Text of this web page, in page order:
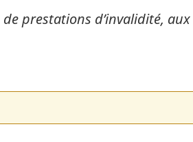
prestations d’invalidité, aux